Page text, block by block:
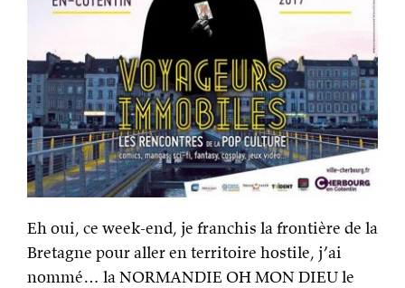
Eh oui, ce week-end, je franchis la frontière de la
Bretagne pour aller en territoire hostile, j’ai
nommé… la NORMANDIE OH MON DIEU le